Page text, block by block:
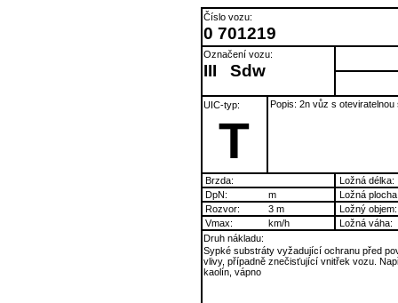
Číslo vozu:
0 701219
Označení vozu:
III Sdw
UIC-typ:
T
Popis: 2n vůz s oteviratelnou
Brzda:
Ložná délka:
DpN:
m
Ložná
Rozvor:
3 m
Ložný objem:
Vmax:
km/h
Ložná váha:
Druh nákladu:
Sypké substráty vyžadující ochranu před
vlivy, případně znečisťující vnitřek vozu.
kaolín, vápno